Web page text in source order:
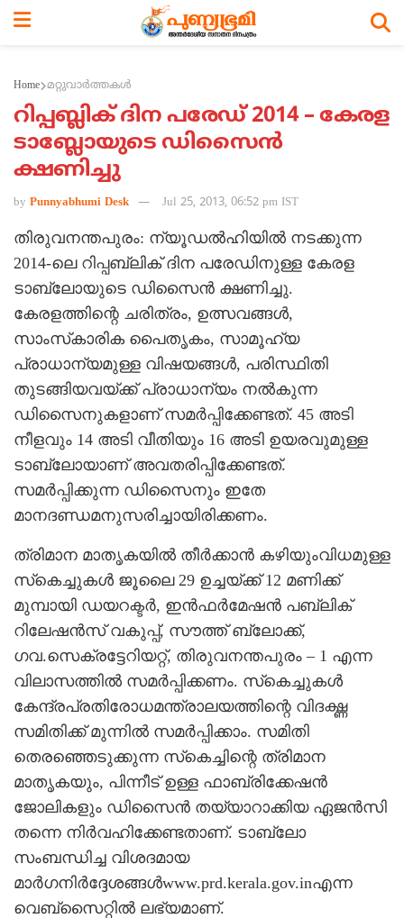
Home മറ്റുവാര്‍ത്തകള്‍
റിപ്പബ്ലിക് ദിന പരേഡ് 2014 – കേരള
ടാബ്ലോയുടെ ഡിസൈന്‍
ക്ഷണിച്ചു
by Punnyabhumi Desk Jul 25, 2013, 06:52 pm IST
തിരുവനന്തപുരം: ന്യൂഡല്‍ഹിയില്‍ നടക്കുന്ന
2014-ലെ റിപ്പബ്ലിക് ദിന പരേഡിനുള്ള കേരള
ടാബ്ലോയുടെ ഡിസൈന്‍ ക്ഷണിച്ചു.
കേരളത്തിന്റെ ചരിത്രം, ഉത്സവങ്ങള്‍,
സാംസ്‌കാരിക പൈതൃകം, സാമൂഹ്യ
പ്രാധാന്യമുള്ള വിഷയങ്ങള്‍, പരിസ്ഥിതി
തുടങ്ങിയവയ്ക്ക് പ്രാധാന്യം നല്‍കുന്ന
ഡിസൈനുകളാണ് സമര്‍പ്പിക്കേണ്ടത്. 45 അടി
നീളവും 14 അടി വീതിയും 16 അടി ഉയരവുമുള്ള
ടാബ്ലോയാണ് അവതരിപ്പിക്കേണ്ടത്.
സമര്‍പ്പിക്കുന്ന ഡിസൈനും ഇതേ
മാനദണ്ഡമനുസരിച്ചായിരിക്കണം.
ത്രിമാന മാതൃകയില്‍ തീര്‍ക്കാന്‍ കഴിയുംവിധമുള്ള
സ്‌കെച്ചുകള്‍ ജൂലൈ 29 ഉച്ചയ്ക്ക് 12 മണിക്ക്
മുമ്പായി ഡയറക്ടര്‍, ഇന്‍ഫര്‍മേഷന്‍ പബ്ലിക്
റിലേഷന്‍സ് വകുപ്പ്, സൗത്ത് ബ്ലോക്ക്,
ഗവ.സെക്രട്ടേറിയറ്റ്, തിരുവനന്തപുരം – 1 എന്ന
വിലാസത്തില്‍ സമര്‍പ്പിക്കണം. സ്‌കെച്ചുകള്‍
കേന്ദ്രപ്രതിരോധമന്ത്രാലയത്തിന്റെ വിദഗ്ദ്ധ
സമിതിക്ക് മുന്നില്‍ സമര്‍പ്പിക്കാം. സമിതി
തെരഞ്ഞെടുക്കുന്ന സ്‌കെച്ചിന്റെ ത്രിമാന
മാതൃകയും, പിന്നീട് ഉള്ള ഫാബ്രിക്കേഷന്‍
ജോലികളും ഡിസൈന്‍ തയ്യാറാക്കിയ ഏജന്‍സി
തന്നെ നിര്‍വഹിക്കേണ്ടതാണ്. ടാബ്ലോ
സംബന്ധിച്ച വിശദമായ
മാര്‍ഗനിര്‍ദ്ദേശങ്ങള്‍www.prd.kerala.gov.inഎന്ന
വെബ്‌സൈറ്റില്‍ ലഭ്യമാണ്.